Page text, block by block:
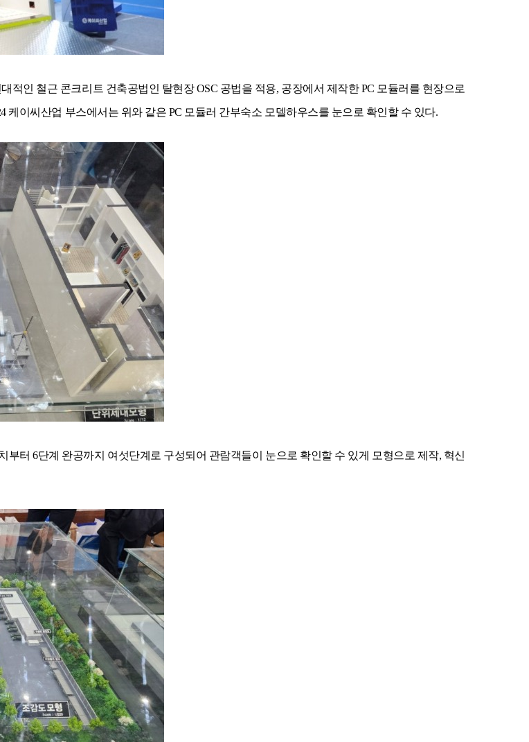
인 철근 콘크리트 건축공법인 탈현장 OSC 공법을 적용, 공장에서 제작한 PC 모듈러를 현장으로
이씨산업 부스에서는 위와 같은 PC 모듈러 간부숙소 모델하우스를 눈으로 확인할 수 있다.
터 6단계 완공까지 여섯단계로 구성되어 관람객들이 눈으로 확인할 수 있게 모형으로 제작, 혁신